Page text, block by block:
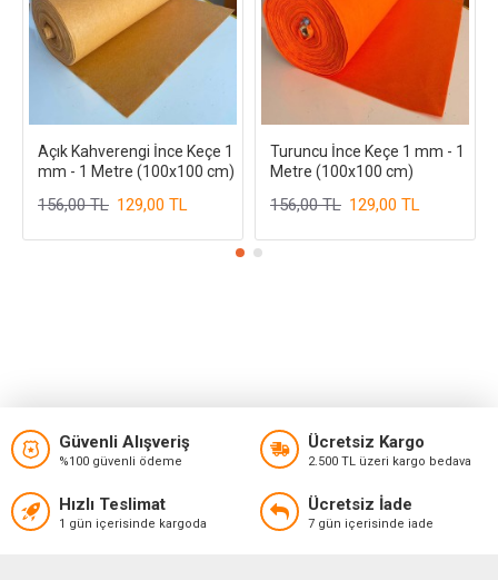
Açık Kahverengi İnce Keçe 1
mm - 1 Metre (100x100 cm)
129,00 TL
156,00 TL
Turuncu İnce Keçe 1 mm - 1
Metre (100x100 cm)
129,00 TL
156,00 TL
Güvenli Alışveriş
%100 güvenli ödeme
Ücretsiz Kargo
2.500 TL üzeri kargo bedava
Hızlı Teslimat
1 gün içerisinde kargoda
Ücretsiz İade
7 gün içerisinde iade